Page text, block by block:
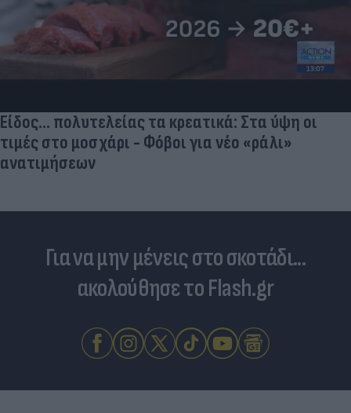
Είδος... πολυτελείας τα κρεατικά: Στα ύψη οι
τιμές στο μοσχάρι - Φόβοι για νέο «ράλι»
ανατιμήσεων
Για να μην μένεις στο σκοτάδι...
ακολούθησε το Flash.gr